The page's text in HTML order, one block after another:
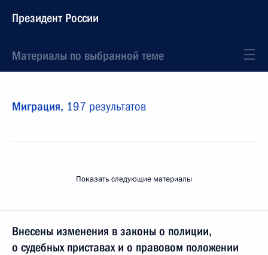
Президент России
Материалы по выбранной теме
Миграция, 197 результатов
Показать следующие материалы
Внесены изменения в законы о полиции,
о судебных приставах и о правовом положении